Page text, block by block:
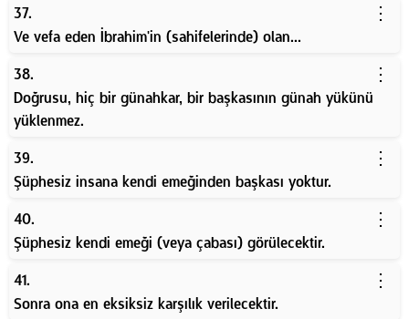
37. ⋮
Ve vefa eden İbrahim'in (sahifelerinde) olan...
38. ⋮
Doğrusu, hiç bir günahkar, bir başkasının günah yükünü
yüklenmez.
39. ⋮
Şüphesiz insana kendi emeğinden başkası yoktur.
40. ⋮
Şüphesiz kendi emeği (veya çabası) görülecektir.
41. ⋮
Sonra ona en eksiksiz karşılık verilecektir.